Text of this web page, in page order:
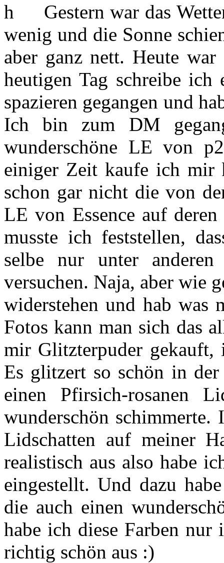
Gestern war das
wenig und die Sonne
aber ganz nett. Heute
heutigen Tag schreibe
spazieren gegangen und
Ich bin zum DM
wunderschöne LE von
einiger Zeit kaufe ich mir
schon gar nicht die von
LE von Essence auf deren
musste ich feststellen,
selbe nur unter
versuchen. Naja, aber wie
widerstehen und hab was
Fotos kann man sich das
mir Glitzterpuder gekauft,
Es glitzert so schön in
einen Pfirsich-rosanen
wunderschön schimmerte.
Lidschatten auf meiner
realistisch aus also habe
eingestellt. Und dazu
die auch einen
habe ich diese Farben
richtig schön aus :)